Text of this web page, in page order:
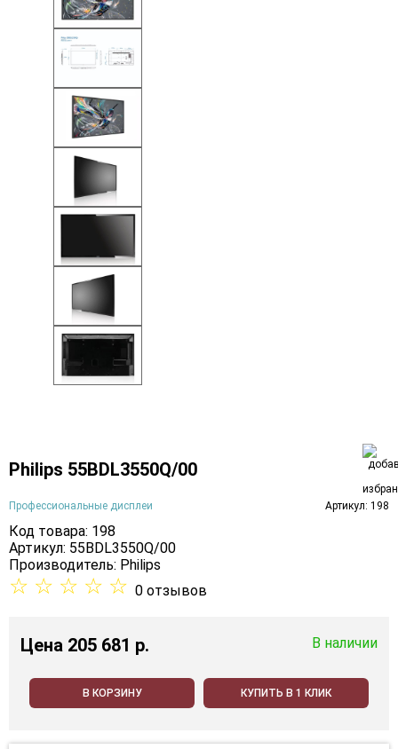
Philips 55BDL3550Q/00
Профессиональные дисплеи Артикул: 198
Код товара: 198
Артикул: 55BDL3550Q/00
Производитель: Philips
☆ ☆ ☆ ☆ ☆ 0 отзывов
Цена 205 681 p. В наличии
В КОРЗИНУ КУПИТЬ В 1 КЛИК